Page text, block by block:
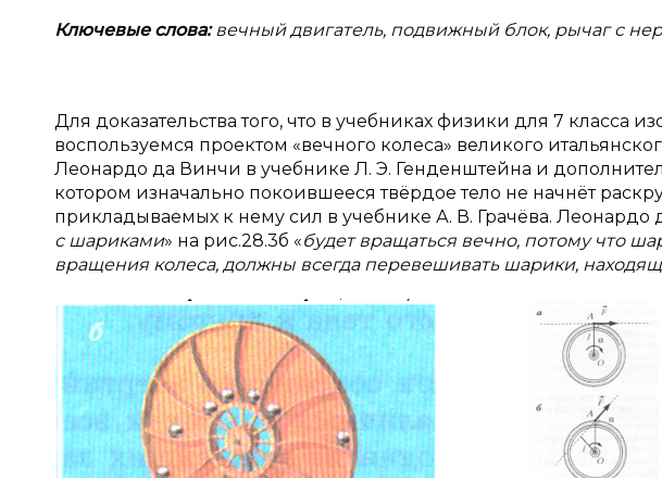
Ключевые слова:вечный двигатель, подвижный блок, рычаг с
Для доказательства того, что в учебниках физики для 7 класса
воспользуемся проектом «вечного колеса» великого
Леонардо да Винчи в учебнике Л. Э. Генденштейна и
котором изначально покоившееся твёрдое тело не начнёт
прикладываемых к нему сил в учебнике А. В. Грачёва. Леонардо
с шариками» на рис.28.3б «будет вращаться вечно, потому что
вращения колеса, должны всегда перевешивать шарики,